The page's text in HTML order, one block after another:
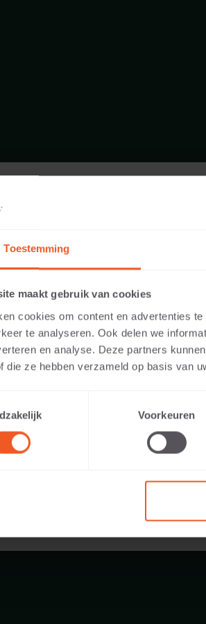
Toestemming
maakt gebruik van cookies
cookies om content en advertenties
te analyseren. Ook delen we
en analyse. Deze partners
die ze hebben verzameld op basis van
Voorkeuren
kleuren: